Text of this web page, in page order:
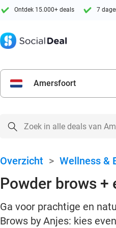
Ontdek 15.000+ deals 7
Amersfoort
Overzicht > Wellness &
Powder brows +
Ga voor prachtige en
Brows by Anjes: kies